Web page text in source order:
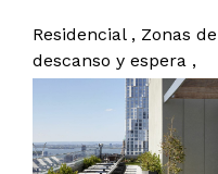
Residencial , Zonas de
descanso y espera ,